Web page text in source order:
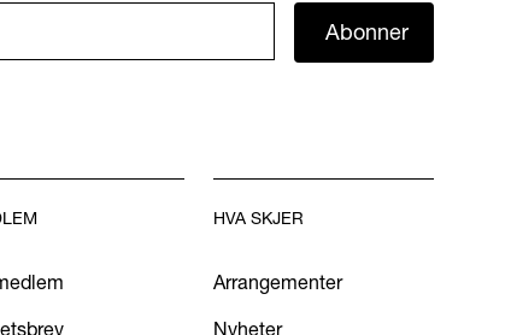
Abonner
HVA SKJER
Arrangementer
Nyheter